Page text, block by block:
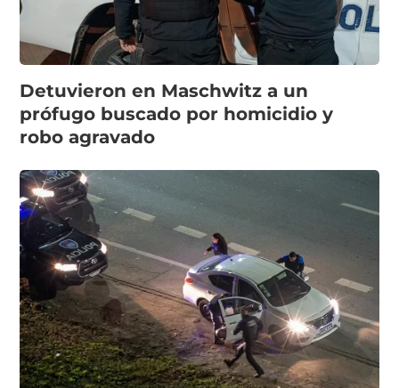
Detuvieron en Maschwitz a un
prófugo buscado por homicidio y
robo agravado